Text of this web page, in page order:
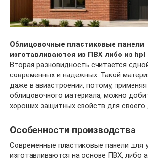
Облицовочные пластиковые панели
изготавливаются из ПВХ либо из hpl
Вторая разновидность считается
современных и надежных. Такой
даже в авиастроении, потому, применяя
облицовочного материала, можно
хороших защитных свойств для своего
Особенности производства
Современные пластиковые панели для
изготавливаются на основе ПВХ, либо